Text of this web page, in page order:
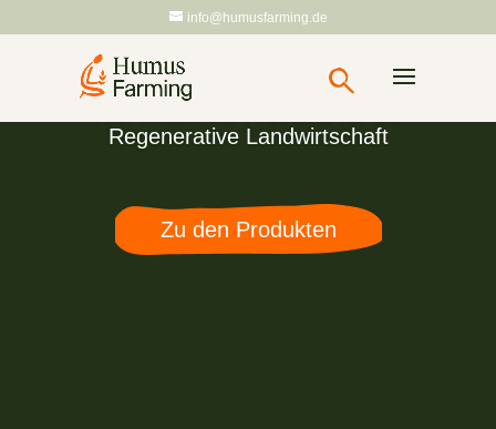
info@humusfarming.de
Regenerative Landwirtschaft
Zu den Produkten